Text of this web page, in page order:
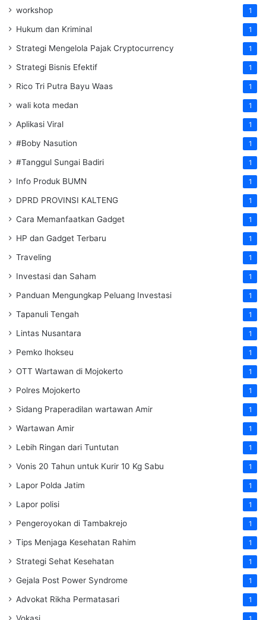
workshop 1
Hukum dan Kriminal 1
Strategi Mengelola Pajak Cryptocurrency 1
Strategi Bisnis Efektif 1
Rico Tri Putra Bayu Waas 1
wali kota medan 1
Aplikasi Viral 1
#Boby Nasution 1
#Tanggul Sungai Badiri 1
Info Produk BUMN 1
DPRD PROVINSI KALTENG 1
Cara Memanfaatkan Gadget 1
HP dan Gadget Terbaru 1
Traveling 1
Investasi dan Saham 1
Panduan Mengungkap Peluang Investasi 1
Tapanuli Tengah 1
Lintas Nusantara 1
Pemko lhokseu 1
OTT Wartawan di Mojokerto 1
Polres Mojokerto 1
Sidang Praperadilan wartawan Amir 1
Wartawan Amir 1
Lebih Ringan dari Tuntutan 1
Vonis 20 Tahun untuk Kurir 10 Kg Sabu 1
Lapor Polda Jatim 1
Lapor polisi 1
Pengeroyokan di Tambakrejo 1
Tips Menjaga Kesehatan Rahim 1
Strategi Sehat Kesehatan 1
Gejala Post Power Syndrome 1
Advokat Rikha Permatasari 1